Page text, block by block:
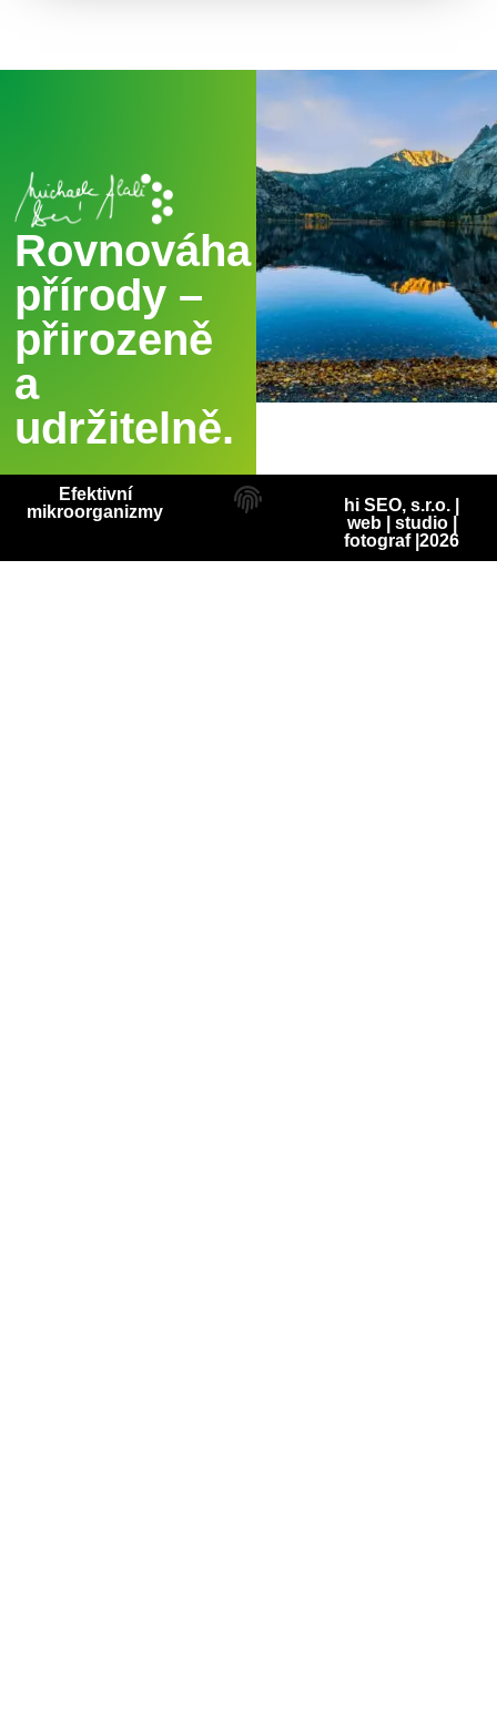
Rovnováha
přírody –
přirozeně
a
udržitelně.
hi SEO, s.r.o. |
web| studio|
fotograf|2026
Efektivní
mikroorganizmy